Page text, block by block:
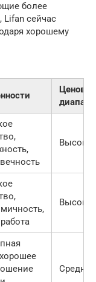
более
Lifan сейчас
хорошему
Ценовой
Средний